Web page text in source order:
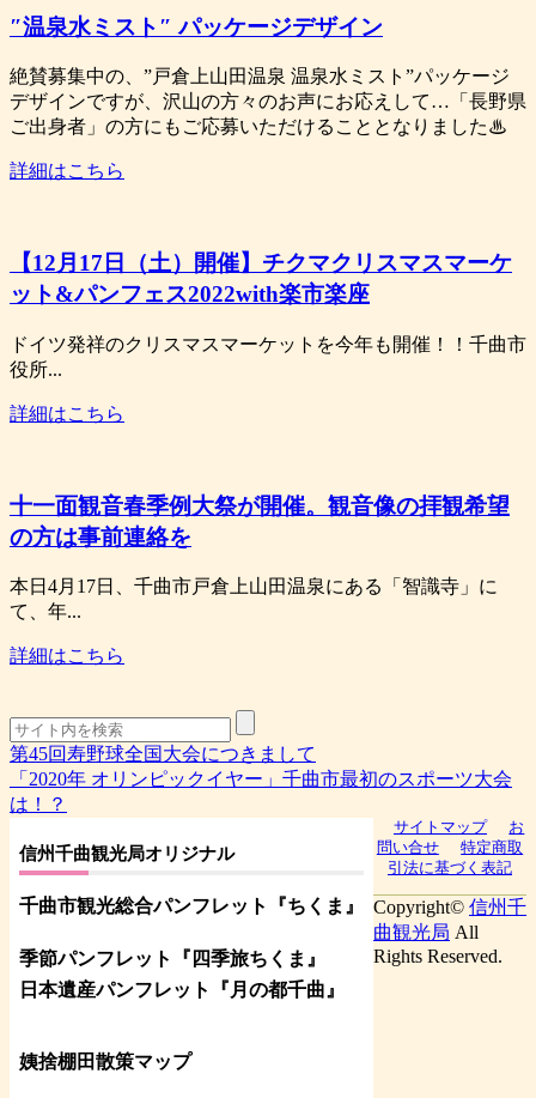
″温泉水ミスト″ パッケージデザイン
絶賛募集中の、”戸倉上山田温泉 温泉水ミスト”パッケージ
デザインですが、沢山の方々のお声にお応えして…「長野県
ご出身者」の方にもご応募いただけることとなりました♨
詳細はこちら
【12月17日（土）開催】チクマクリスマスマーケ
ット&パンフェス2022with楽市楽座
ドイツ発祥のクリスマスマーケットを今年も開催！！千曲市
役所...
詳細はこちら
十一面観音春季例大祭が開催。観音像の拝観希望
の方は事前連絡を
本日4月17日、千曲市戸倉上山田温泉にある「智識寺」に
て、年...
詳細はこちら
第45回寿野球全国大会につきまして
「2020年 オリンピックイヤー」千曲市最初のスポーツ大会
は！？
信州千曲観光局オリジナル
千曲市観光総合パンフレット 『ちくま 』
季節パンフレット『四季旅ちくま』
日本遺産パンフレット
『月の都千曲 』
姨捨棚田散策マップ
サイトマップ
お
問い合せ
特定商取
引法に基づく表記
Copyright© 信州千
曲観光局 All
Rights Reserved.